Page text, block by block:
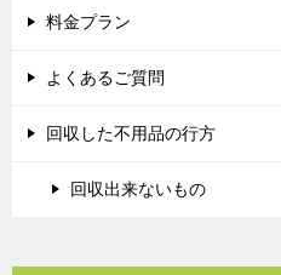
料金プラン
よくあるご質問
回収した不用品の行方
回収出来ないもの